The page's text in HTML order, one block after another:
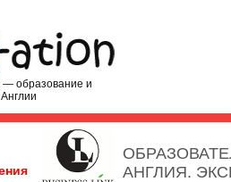
— образование и
АНГЛИЯ.